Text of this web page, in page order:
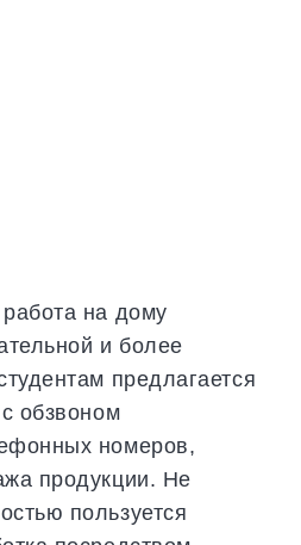
на дому
и более
предлагается
обзвоном
номеров,
продукции. Не
пользуется